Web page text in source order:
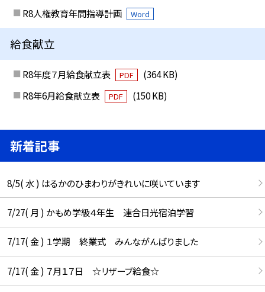
R8人権教育年間指導計画 Word
給食献立
R8年度７月給食献立表 PDF
(364 KB)
R8年6月給食献立表
PDF (150 KB)
新着記事
8/5( 水 ) はるかのひまわりがきれいに咲いています
7/27( 月 ) かもめ学級４年生 連合日光宿泊学習
7/17( 金 ) １学期 終業式 みんながんばりました
7/17( 金 ) ７月１７日 ☆リザーブ給食☆